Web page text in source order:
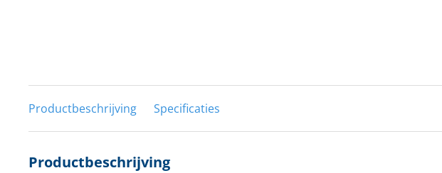
Productbeschrijving Specificaties
Productbeschrijving